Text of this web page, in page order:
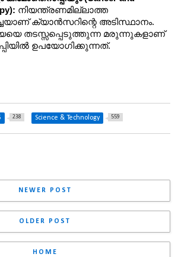
നിയന്ത്രണമില്ലാത്ത
ക്യാൻസറിന്റെ അടിസ്ഥാനം.
തടസ്സപ്പെടുത്തുന്ന മരുന്നുകളാണ്
ഉപയോഗിക്കുന്നത്.
238 Science & Technology 559
NEWER POST
OLDER POST
HOME